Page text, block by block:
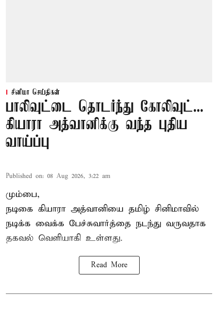
சினிமா செய்திகள்
பாலிவுட்டை தொடர்ந்து கோலிவுட்...
கியாரா அத்வானிக்கு வந்த புதிய
வாய்ப்பு
Published on: 08 Aug 2026, 3:22 am
மும்பை,
நடிகை கியாரா அத்வானியை தமிழ் சினிமாவில்
நடிக்க வைக்க பேச்சுவார்த்தை நடந்து வருவதாக
தகவல் வெளியாகி உள்ளது.
Read More